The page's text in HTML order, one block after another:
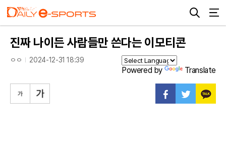
진짜 나이든 사람들만 쓴다는 이모티콘
ㅇㅇ 2024-12-31 18:39
Powered by Translate